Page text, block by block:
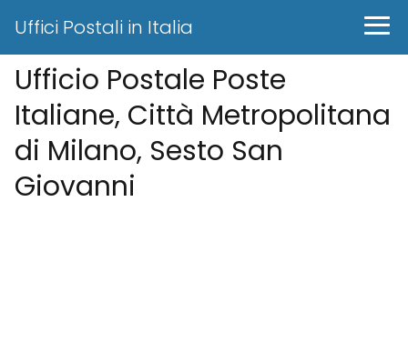
Uffici Postali in Italia
Ufficio Postale Poste
Italiane, Città Metropolitana
di Milano, Sesto San
Giovanni